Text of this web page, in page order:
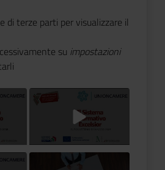
di terze parti per visualizzare il
su impostazioni
Titolo Video